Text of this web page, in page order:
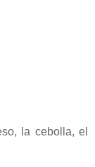
la cebolla, el